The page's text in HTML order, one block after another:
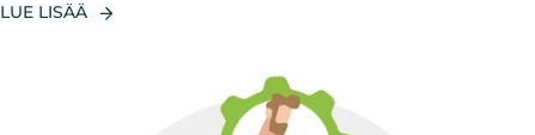
LUE LISÄÄ